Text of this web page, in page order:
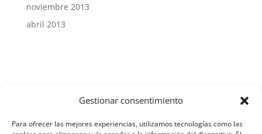
Gestionar consentimiento
Para ofrecer las mejores experiencias, utilizamos tecnologías como las
noviembre 2013
abril 2013
Aviso Legal y Protección de Datos